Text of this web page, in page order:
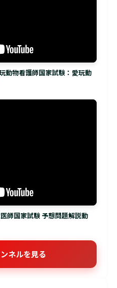
動物看護師国家試験：愛玩動
師国家試験 予想問題解説動
ネルを見る